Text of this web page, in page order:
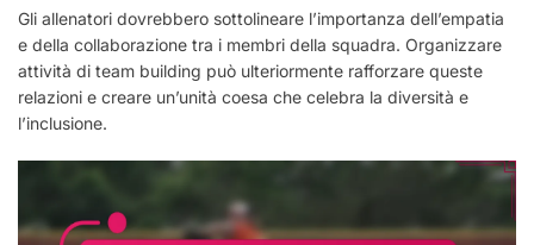
Gli allenatori dovrebbero sottolineare l’importanza dell’empatia
e della collaborazione tra i membri della squadra. Organizzare
attività di team building può ulteriormente rafforzare queste
relazioni e creare un’unità coesa che celebra la diversità e
l’inclusione.